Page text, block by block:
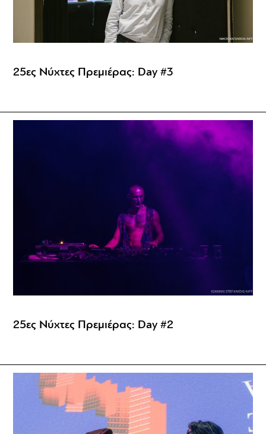
25ες Νύχτες Πρεμιέρας: Day #3
25ες Νύχτες Πρεμιέρας: Day #2